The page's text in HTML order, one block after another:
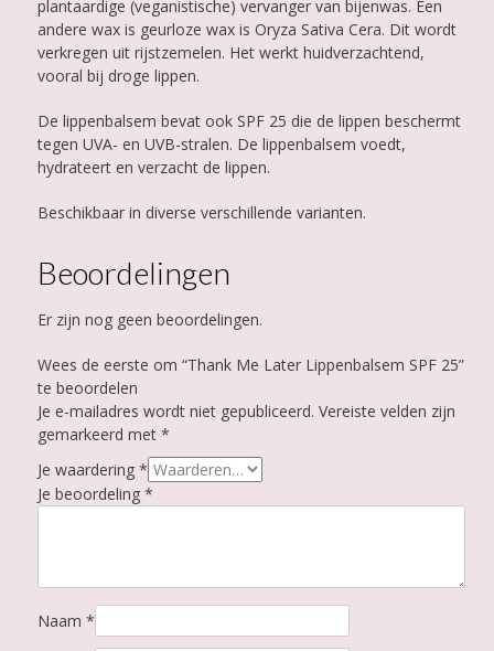
plantaardige (veganistische) vervanger van bijenwas. Een
andere wax is geurloze wax is Oryza Sativa Cera. Dit wordt
verkregen uit rijstzemelen. Het werkt huidverzachtend,
vooral bij droge lippen.
De lippenbalsem bevat ook SPF 25 die de lippen beschermt
tegen UVA- en UVB-stralen. De lippenbalsem voedt,
hydrateert en verzacht de lippen.
Beschikbaar in diverse verschillende varianten.
Beoordelingen
Er zijn nog geen beoordelingen.
Wees de eerste om “Thank Me Later Lippenbalsem SPF 25”
te beoordelen
Je e-mailadres wordt niet gepubliceerd. Vereiste velden zijn
gemarkeerd met *
Je waardering *
Je beoordeling *
Naam *